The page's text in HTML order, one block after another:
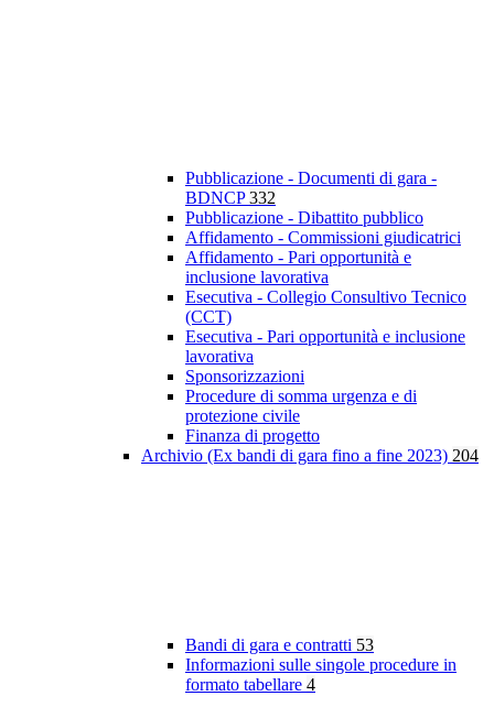
Pubblicazione - Documenti di gara -
BDNCP332
Pubblicazione - Dibattito pubblico
Affidamento - Commissioni giudicatrici
Affidamento - Pari opportunità e
inclusione lavorativa
Esecutiva - Collegio Consultivo Tecnico
(CCT)
Esecutiva - Pari opportunità e inclusione
lavorativa
Sponsorizzazioni
Procedure di somma urgenza e di
protezione civile
Finanza di progetto
Archivio (Ex bandi di gara fino a fine 2023) 204
Bandi di gara e contratti 53
Informazioni sulle singole procedure in
formato tabellare 4